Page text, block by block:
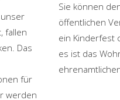
fallen
Das
für
werden
Sie können
öffentlichen
ein Kinderfest
es ist das